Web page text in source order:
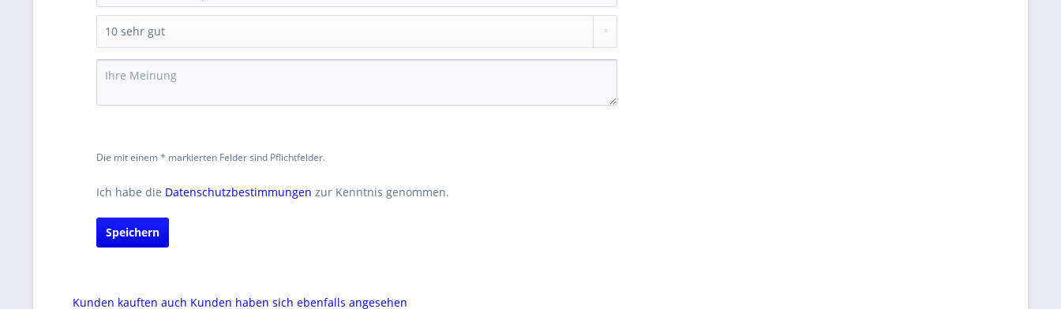
Die mit einem * markierten Felder sind Pflichtfelder.
Ich habe die Datenschutzbestimmungen zur Kenntnis genommen.
Speichern
Kunden kauften auch Kunden haben sich ebenfalls angesehen